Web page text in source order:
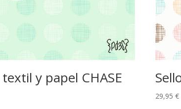
textil y papel CHASE
29,95€